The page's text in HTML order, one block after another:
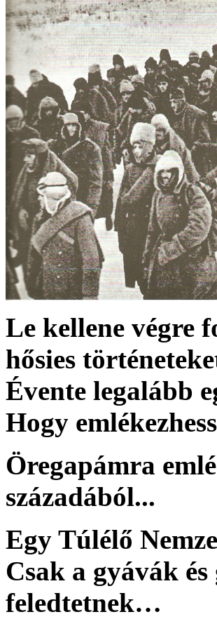
Le kellene végre
hősies
Évente legalább
Hogy
Öregapámra
századából...
Egy Túlélő
Csak a gyávák
feledtetnek…